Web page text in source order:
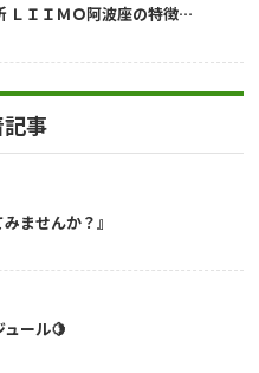
ＬＩＩＭＯ阿波座の特徴…
事
ませんか？』
ュール🍋